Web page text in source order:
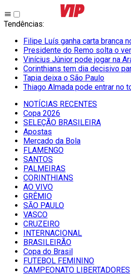
Tendências:
Filipe Luís ganha carta branca
Presidente do Remo solta o
Vinícius Júnior pode jogar na
Corinthians tem dia decisivo
Tapia deixa o São Paulo
Thiago Almada pode entrar no
NOTÍCIAS RECENTES
Copa 2026
SELEÇÃO BRASILEIRA
Apostas
Mercado da Bola
FLAMENGO
SANTOS
PALMEIRAS
CORINTHIANS
AO VIVO
GRÊMIO
SĀO PAULO
VASCO
CRUZEIRO
INTERNACIONAL
BRASILEIRÃO
Copa do Brasil
FUTEBOL FEMININO
CAMPEONATO LIBERTADORES